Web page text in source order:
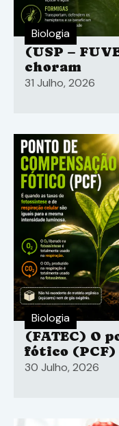
Biologia
(USP –
choram
31 Julho, 2026
Biologia
(FATEC) O
fótico (PCF)
30 Julho, 2026